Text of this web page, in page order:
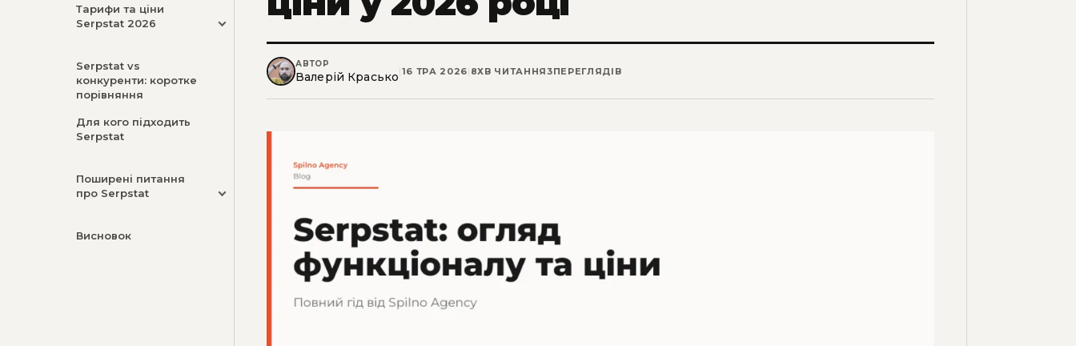
Тарифи та ціни
Serpstat 2026
Serpstat vs
конкуренти: коротке
порівняння
Для кого підходить
Serpstat
Поширені питання
про Serpstat
Висновок
АВТОР
Валерій Красько|16 ТРА 2026| 8ХВ ЧИТАННЯ 3ПЕРЕГЛЯДІВ